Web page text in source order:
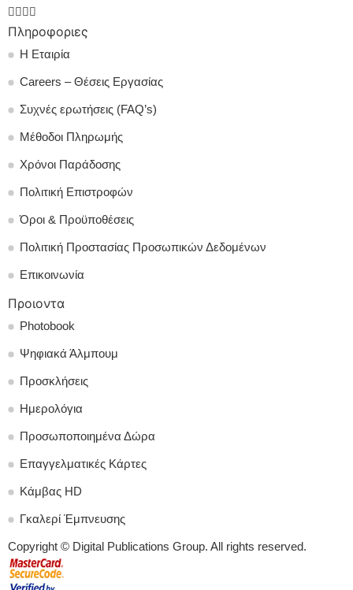
Πληροφοριες
Η Εταιρία
Careers – Θέσεις Εργασίας
Συχνές ερωτήσεις (FAQ’s)
Μέθοδοι Πληρωμής
Χρόνοι Παράδοσης
Πολιτική Επιστροφών
Όροι & Προϋποθέσεις
Πολιτική Προστασίας Προσωπικών Δεδομένων
Επικοινωνία
Προιοντα
Photobook
Ψηφιακά Άλμπουμ
Προσκλήσεις
Ημερολόγια
Προσωποποιημένα Δώρα
Επαγγελματικές Κάρτες
Κάμβας HD
Γκαλερί Έμπνευσης
Copyright © Digital Publications Group. All rights reserved.